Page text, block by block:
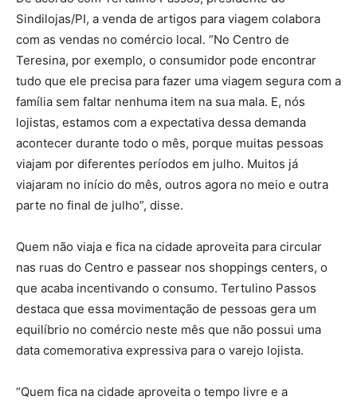
Sindilojas/PI, a venda de artigos para viagem colabora
com as vendas no comércio local. “No Centro de
Teresina, por exemplo, o consumidor pode encontrar
tudo que ele precisa para fazer uma viagem segura com a
família sem faltar nenhuma item na sua mala. E, nós
lojistas, estamos com a expectativa dessa demanda
acontecer durante todo o mês, porque muitas pessoas
viajam por diferentes períodos em julho. Muitos já
viajaram no início do mês, outros agora no meio e outra
parte no final de julho”, disse.
Quem não viaja e fica na cidade aproveita para circular
nas ruas do Centro e passear nos shoppings centers, o
que acaba incentivando o consumo. Tertulino Passos
destaca que essa movimentação de pessoas gera um
equilíbrio no comércio neste mês que não possui uma
data comemorativa expressiva para o varejo lojista.
“Quem fica na cidade aproveita o tempo livre e a